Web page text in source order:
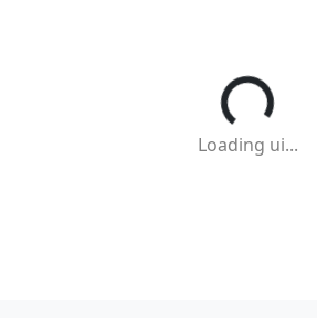
Loading ui...